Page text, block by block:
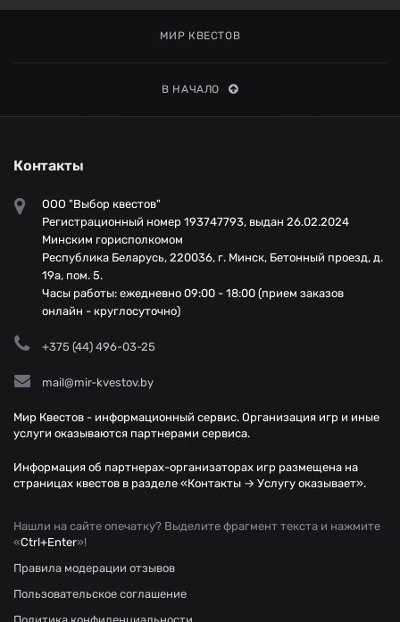
МИР КВЕСТОВ
В НАЧАЛО
Контакты
ООО "Выбор квестов"
Регистрационный номер 193747793, выдан 26.02.2024
Минским горисполкомом
Республика Беларусь, 220036, г. Минск, Бетонный проезд, д.
19а, пом. 5.
Часы работы: ежедневно 09:00 - 18:00 (прием заказов
онлайн - круглосуточно)
+375 (44) 496-03-25
mail@mir-kvestov.by
Мир Квестов - информационный сервис. Организация игр и иные
услуги оказываются партнерами сервиса.
Информация об партнерах-организаторах игр размещена на
страницах квестов в разделе «Контакты → Услугу оказывает».
Нашли на сайте опечатку? Выделите фрагмент текста и нажмите
«Ctrl+Enter»!
Правила модерации отзывов
Пользовательское соглашение